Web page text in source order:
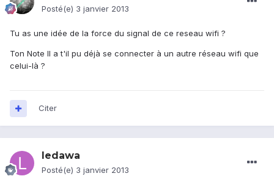
Posté(e) 3 janvier 2013
Tu as une idée de la force du signal de ce reseau wifi ?
Ton Note II a t'il pu déjà se connecter à un autre réseau wifi que
celui-là ?
Citer
ledawa
Posté(e) 3 janvier 2013